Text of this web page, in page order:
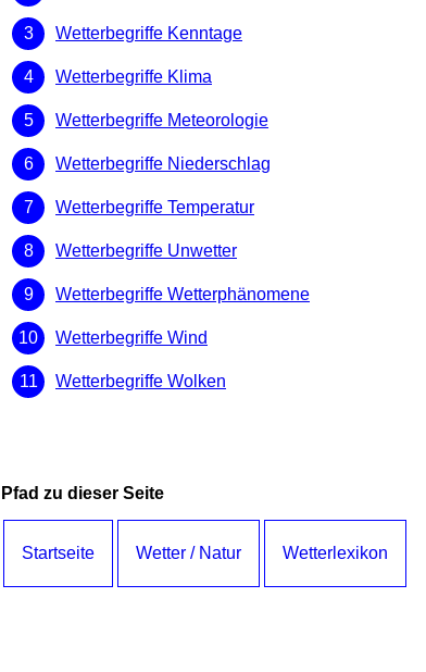
Wetterbegriffe Kenntage
Wetterbegriffe Klima
Wetterbegriffe Meteorologie
Wetterbegriffe Niederschlag
Wetterbegriffe Temperatur
Wetterbegriffe Unwetter
Wetterbegriffe Wetterphänomene
Wetterbegriffe Wind
Wetterbegriffe Wolken
Pfad zu dieser Seite
Startseite Wetter / Natur Wetterlexikon